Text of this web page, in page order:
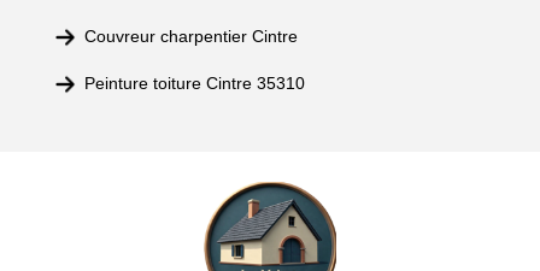
Couvreur charpentier Cintre
Peinture toiture Cintre 35310